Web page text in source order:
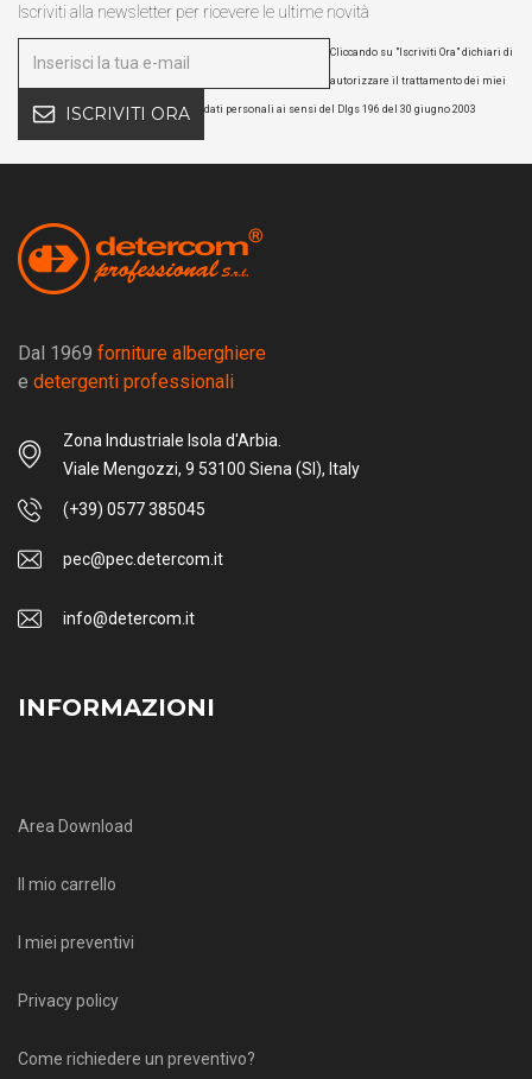
Iscriviti alla newsletter per ricevere le ultime novità
ISCRIVITI ORA
Cliccando su "Iscriviti Ora" dichiari di
autorizzare il trattamento dei miei
dati personali ai sensi del Dlgs 196 del 30 giugno 2003
Dal 1969 forniture alberghiere
e detergenti professionali
Zona Industriale Isola d'Arbia.
Viale Mengozzi, 9 53100 Siena (SI), Italy
(+39) 0577 385045
pec@pec.detercom.it
info@detercom.it
INFORMAZIONI
Area Download
Il mio carrello
I miei preventivi
Privacy policy
Come richiedere un preventivo?